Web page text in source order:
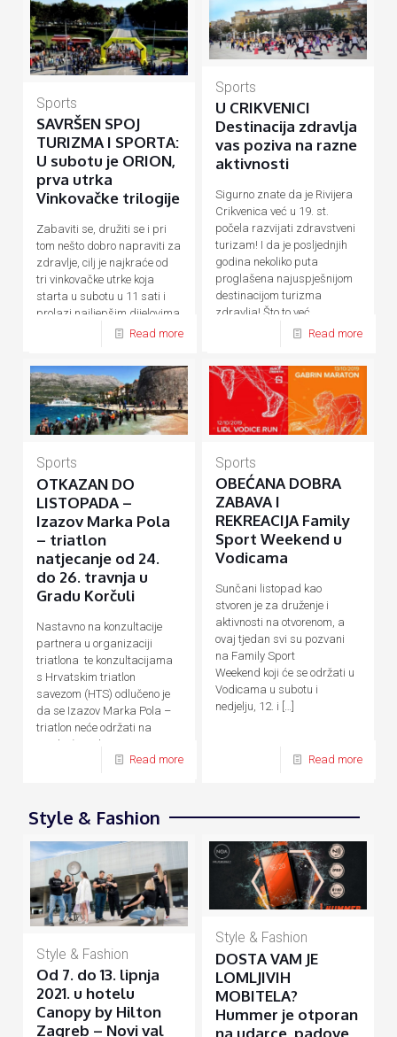
Sports
SAVRŠEN SPOJ
TURIZMA I SPORTA:
U subotu je ORION,
prva utrka
Vinkovačke trilogije
Zabaviti se, družiti se i pri
tom nešto dobro napraviti za
zdravlje, cilj je najkraće od
tri vinkovačke utrke koja
starta u subotu u 11 sati i
prolazi najljepšim dijelovima
Read more
Sports
U CRIKVENICI
Destinacija zdravlja
vas poziva na razne
aktivnosti
Sigurno znate da je Rivijera
Crikvenica već u 19. st.
počela razvijati zdravstveni
turizam! I da je posljednjih
godina nekoliko puta
proglašena najuspješnijom
destinacijom turizma
zdravlja! Što to već
[…] Read more
Sports
OTKAZAN DO
LISTOPADA –
Izazov Marka Pola
– triatlon
natjecanje od 24.
do 26. travnja u
Gradu Korčuli
Nastavno na konzultacije
partnera u organizaciji
triatlona te konzultacijama
s Hrvatskim triatlon
savezom (HTS) odlučeno je
da se Izazov Marka Pola –
triatlon neće održati na
predviđene datume, 24. – 26.
Read more
Sports
OBEĆANA DOBRA
ZABAVA I
REKREACIJA Family
Sport Weekend u
Vodicama
Sunčani listopad kao
stvoren je za druženje i
aktivnosti na otvorenom, a
ovaj tjedan svi su pozvani
na Family Sport
Weekend koji će se održati u
Vodicama u subotu i
nedjelju, 12. i
Read more
Style & Fashion
Style & Fashion
Od 7. do 13. lipnja
2021. u hotelu
Canopy by Hilton
Zagreb – Novi val
Style & Fashion
DOSTA VAM JE
LOMLJIVIH
MOBITELA?
Hummer je otporan
na udarce, padove,